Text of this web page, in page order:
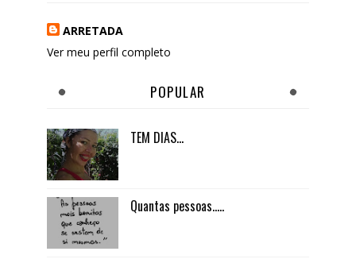
ARRETADA
Ver meu perfil completo
POPULAR
TEM DIAS...
Quantas pessoas.....